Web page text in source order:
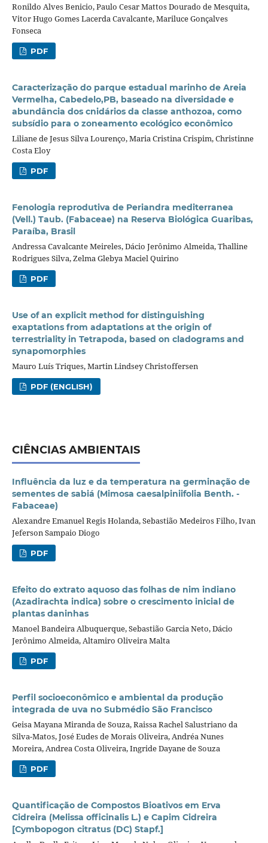
Ronildo Alves Benicio, Paulo Cesar Mattos Dourado de Mesquita,
Vitor Hugo Gomes Lacerda Cavalcante, Mariluce Gonçalves
Fonseca
PDF
Caracterização do parque estadual marinho de Areia
Vermelha, Cabedelo,PB, baseado na diversidade e
abundância dos cnidários da classe anthozoa, como
subsídio para o zoneamento ecológico econômico
Liliane de Jesus Silva Lourenço, Maria Cristina Crispim, Christinne
Costa Eloy
PDF
Fenologia reprodutiva de Periandra mediterranea
(Vell.) Taub. (Fabaceae) na Reserva Biológica Guaribas,
Paraíba, Brasil
Andressa Cavalcante Meireles, Dácio Jerônimo Almeida, Thalline
Rodrigues Silva, Zelma Glebya Maciel Quirino
PDF
Use of an explicit method for distinguishing
exaptations from adaptations at the origin of
terrestriality in Tetrapoda, based on cladograms and
synapomorphies
Mauro Luís Triques, Martin Lindsey Christoffersen
PDF (ENGLISH)
CIÊNCIAS AMBIENTAIS
Influência da luz e da temperatura na germinação de
sementes de sabiá (Mimosa caesalpiniifolia Benth. -
Fabaceae)
Alexandre Emanuel Regis Holanda, Sebastião Medeiros Filho, Ivan
Jeferson Sampaio Diogo
PDF
Efeito do extrato aquoso das folhas de nim indiano
(Azadirachta indica) sobre o crescimento inicial de
plantas daninhas
Manoel Bandeira Albuquerque, Sebastião Garcia Neto, Dácio
Jerônimo Almeida, Altamiro Oliveira Malta
PDF
Perfil socioeconômico e ambiental da produção
integrada de uva no Submédio São Francisco
Geisa Mayana Miranda de Souza, Raissa Rachel Salustriano da
Silva-Matos, José Eudes de Morais Oliveira, Andréa Nunes
Moreira, Andrea Costa Oliveira, Ingride Dayane de Souza
PDF
Quantificação de Compostos Bioativos em Erva
Cidreira (Melissa officinalis L.) e Capim Cidreira
[Cymbopogon citratus (DC) Stapf.]